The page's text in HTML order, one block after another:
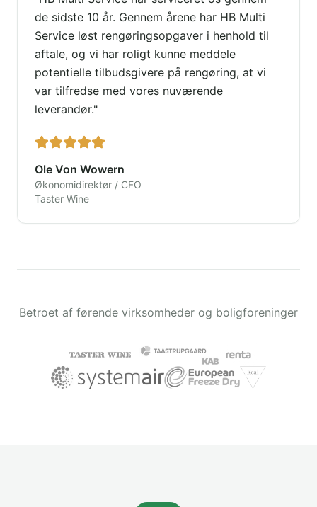
de sidste 10 år. Gennem årene har HB Multi
Service løst rengøringsopgaver i henhold til
aftale, og vi har roligt kunne meddele
potentielle tilbudsgivere på rengøring, at vi
var tilfredse med vores nuværende
leverandør."
Ole Von Wowern
Økonomidirektør / CFO
Taster Wine
Betroet af førende virksomheder og boligforeninger